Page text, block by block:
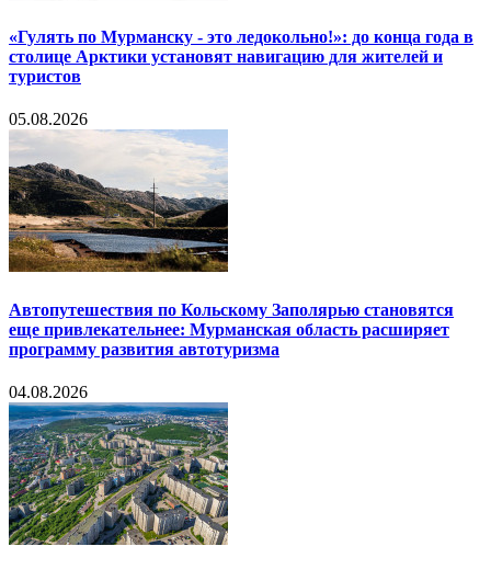
«Гулять по Мурманску - это ледокольно!»: до конца года в
столице Арктики установят навигацию для жителей и
туристов
05.08.2026
Автопутешествия по Кольскому Заполярью становятся
еще привлекательнее: Мурманская область расширяет
программу развития автотуризма
04.08.2026